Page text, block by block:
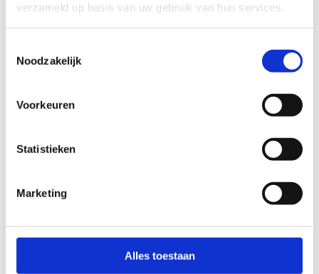
verzameld op basis van uw gebruik van hun services.
Noodzakelijk
Voorkeuren
Statistieken
Marketing
Alles toestaan
dorst lessen en een ijsje of taartje eten.